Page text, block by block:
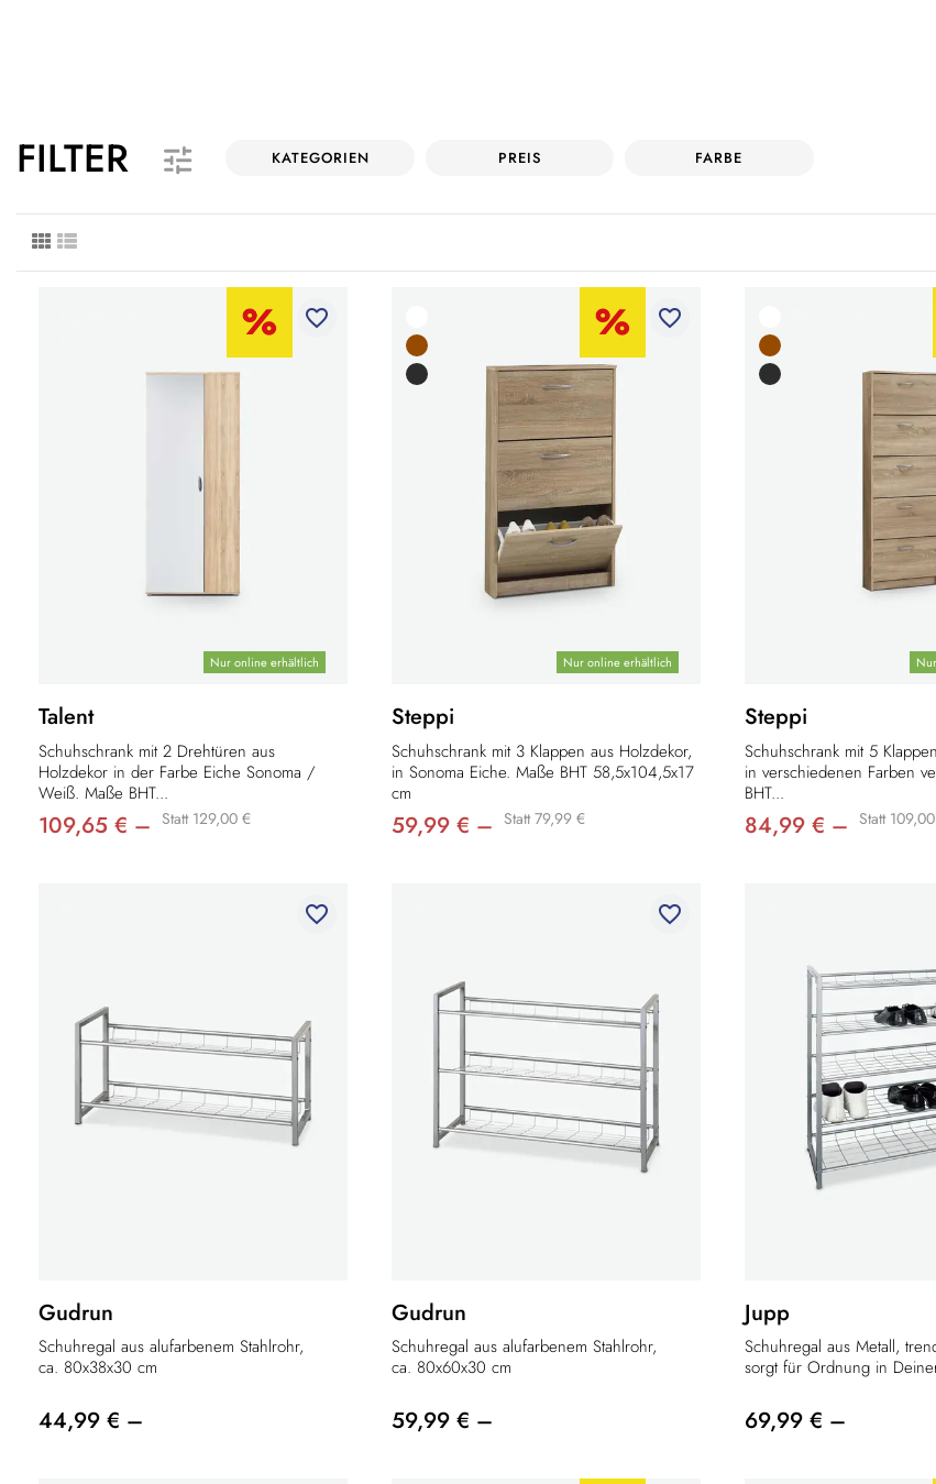
KATEGORIEN PREIS FARBE
FILTER
Nur online erhältlich
favorite_border
Talent
Schuhschrank mit 2 Drehtüren aus
Holzdekor in der Farbe Eiche Sonoma /
Weiß. Maße BHT...
109,65 € – Statt 129,00 €
Nur online erhältlich
favorite_border
Steppi
Schuhschrank mit 3 Klappen aus Holzdekor,
in Sonoma Eiche. Maße BHT 58,5x104,5x17
cm
59,99 € – Statt 79,99 €
Steppi
Schuhschrank mit 5
in verschiedenen Farben
BHT...
84,99 € – Statt
favorite_border
Gudrun
Schuhregal aus alufarbenem Stahlrohr,
ca. 80x38x30 cm
44,99 € –
favorite_border
Gudrun
Schuhregal aus alufarbenem Stahlrohr,
ca. 80x60x30 cm
59,99 € –
Jupp
Schuhregal aus Metall,
sorgt für Ordnung in
69,99 € –